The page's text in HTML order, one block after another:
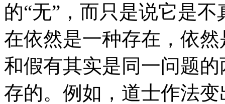
的“无”，而只是说它是
在依然是一种存在，依
和假有其实是同一问题
存的。例如，道士作法